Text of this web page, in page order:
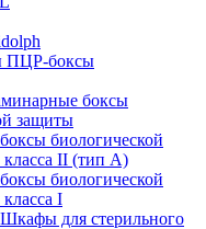
ПЦР-боксы
боксы
защиты
биологической
класса II (тип А)
биологической
I
для стерильного